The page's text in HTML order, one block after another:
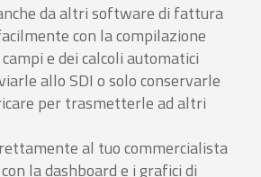
da altri software di fattura
con la compilazione
e dei calcoli automatici
allo SDI o solo conservarle
per trasmetterle ad altri
al tuo commercialista
la dashboard e i grafici di